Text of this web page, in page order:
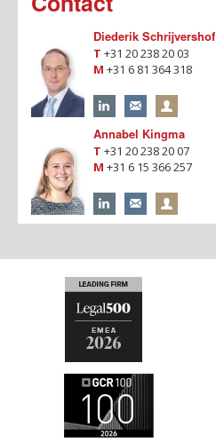
Diederik Schrijvershof
T +31 20 238 20 03
M +31 6 81 364 318
Annabel Kingma
T +31 20 238 20 07
M +31 6 15 366 257